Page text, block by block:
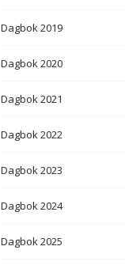
Dagbok 2019
Dagbok 2020
Dagbok 2021
Dagbok 2022
Dagbok 2023
Dagbok 2024
Dagbok 2025